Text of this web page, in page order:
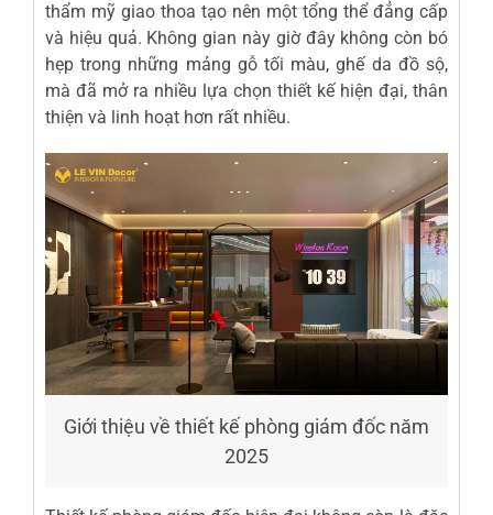
thẩm mỹ giao thoa tạo nên một tổng thể đẳng cấp
và hiệu quả. Không gian này giờ đây không còn bó
hẹp trong những mảng gỗ tối màu, ghế da đồ sộ,
mà đã mở ra nhiều lựa chọn thiết kế hiện đại, thân
thiện và linh hoạt hơn rất nhiều.
Giới thiệu về thiết kế phòng giám đốc năm
2025